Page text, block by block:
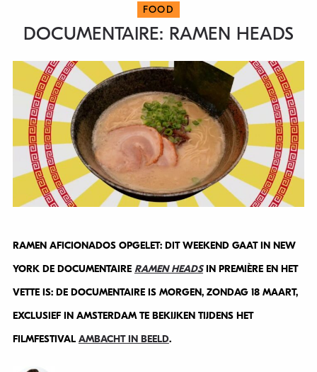
FOOD
DOCUMENTAIRE: RAMEN HEADS
RAMEN AFICIONADOS OPGELET: DIT WEEKEND GAAT IN NEW
YORK DE DOCUMENTAIRE RAMEN HEADSIN PREMIÈRE EN HET
VETTE IS: DE DOCUMENTAIRE IS MORGEN, ZONDAG 18 MAART,
EXCLUSIEF IN AMSTERDAM TE BEKIJKEN TIJDENS HET
FILMFESTIVAL AMBACHT IN BEELD.